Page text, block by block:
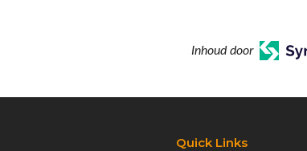
Inhoud door
Quick Links